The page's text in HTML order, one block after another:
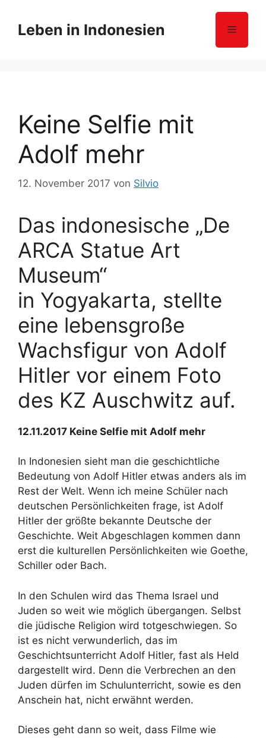
Leben in Indonesien Menü
Keine Selfie mit
Adolf mehr
12. November 2017 von Silvio
Das indonesische „De
ARCA Statue Art
Museum“
in Yogyakarta, stellte
eine lebensgroße
Wachsfigur von Adolf
Hitler vor einem Foto
des KZ Auschwitz auf.
12.11.2017 Keine Selfie mit Adolf mehr
In Indonesien sieht man die geschichtliche
Bedeutung von Adolf Hitler etwas anders als im
Rest der Welt. Wenn ich meine Schüler nach
deutschen Persönlichkeiten frage, ist Adolf
Hitler der größte bekannte Deutsche der
Geschichte. Weit Abgeschlagen kommen dann
erst die kulturellen Persönlichkeiten wie Goethe,
Schiller oder Bach.
In den Schulen wird das Thema Israel und
Juden so weit wie möglich übergangen. Selbst
die jüdische Religion wird totgeschwiegen. So
ist es nicht verwunderlich, das im
Geschichtsunterricht Adolf Hitler, fast als Held
dargestellt wird. Denn die Verbrechen an den
Juden dürfen im Schulunterricht, sowie es den
Anschein hat, nicht erwähnt werden.
Dieses geht dann so weit, dass Filme wie